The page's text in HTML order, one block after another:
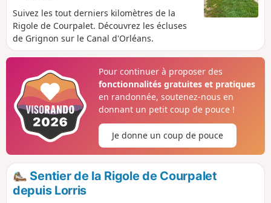
Suivez les tout derniers kilomètres de la
Rigole de Courpalet. Découvrez les écluses
de Grignon sur le Canal d'Orléans.
Pour continuer à proposer des
fonctionnalités gratuites et pratiques
en randonnée, soutenez-nous en
donnant un petit coup de pouce !
Je donne un coup de pouce
Sentier de la Rigole de Courpalet
depuis Lorris